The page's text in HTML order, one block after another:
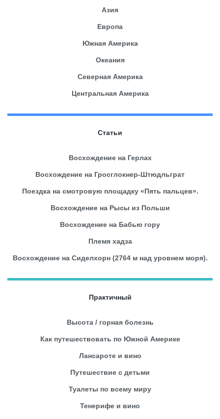
Азия
Европа
Южная Америка
Океания
Северная Америка
Центральная Америка
Статьи
Восхождение на Герлах
Восхождение на Гросглокнер-Штюдльграт
Поездка на смотровую площадку «Пять пальцев».
Восхождение на Рысы из Польши
Восхождение на Бабью гору
Племя хадза
Восхождение на Сиделхорн (2764 м над уровнем моря).
Практичный
Высота / горная болезнь
Как путешествовать по Южной Америке
Лансароте и вино
Путешествие с детьми
Туалеты по всему миру
Тенерифе и вино